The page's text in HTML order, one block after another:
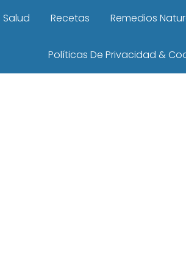
Salud Recetas Remedios
Políticas De Privacidad &